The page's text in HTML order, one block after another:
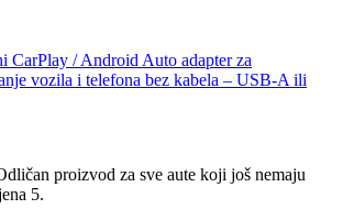
CarPlay / Android Auto adapter za
vozila i telefona bez kabela – USB-A ili
proizvod za sve aute koji još nemaju
5.